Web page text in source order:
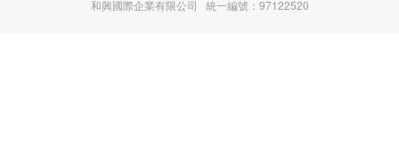
和興國際企業有限公司 統一編號：97122520